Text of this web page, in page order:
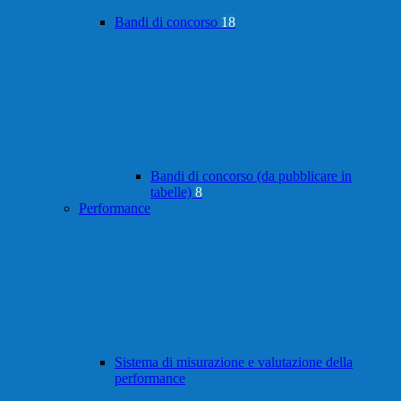
Bandi di concorso 18
Bandi di concorso (da pubblicare in
tabelle) 8
Performance
Sistema di misurazione e valutazione della
performance